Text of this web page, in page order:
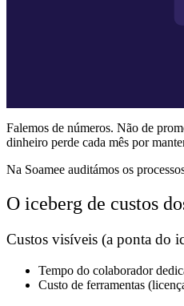
Falemos de números. Não de
dinheiro perde cada mês por
Na Soamee auditámos os
O iceberg de custos
Custos visíveis (a ponta do
Tempo do colaborador
Custo de ferramentas